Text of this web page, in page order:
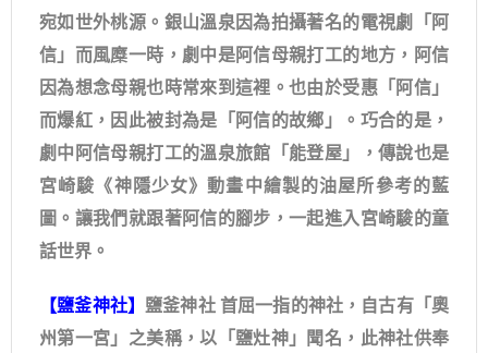
宛如世外桃源。銀山溫泉因為拍攝著名的電視劇「阿
信」而風糜一時，劇中是阿信母親打工的地方，阿信
因為想念母親也時常來到這裡。也由於受惠「阿信」
而爆紅，因此被封為是「阿信的故鄉」。巧合的是，
劇中阿信母親打工的溫泉旅館「能登屋」，傳說也是
宮崎駿《神隱少女》動畫中繪製的油屋所參考的藍
圖。讓我們就跟著阿信的腳步，一起進入宮崎駿的童
話世界。
【鹽釜神社】 鹽釜神社 首屈一指的神社，自古有「奧
州第一宮」之美稱，以「鹽灶神」聞名，此神社供奉